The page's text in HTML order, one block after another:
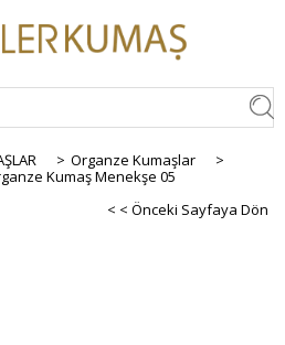
> Organze Kumaşlar
>
Kumaş Menekşe 05
< < Önceki Sayfaya Dön